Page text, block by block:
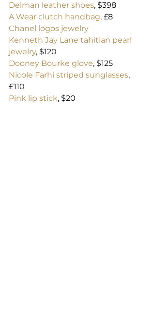
Delman leather shoes, $398
A Wear clutch handbag, £8
Chanel logos jewelry
Kenneth Jay Lane tahitian pearl
jewelry, $120
Dooney Bourke glove, $125
Nicole Farhi striped sunglasses,
£110
Pink lip stick, $20